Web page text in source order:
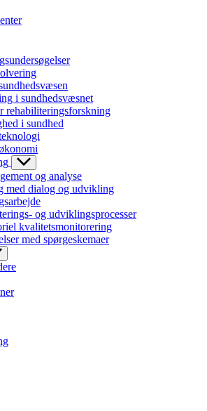
i sundhedsvæsnet
rehabiliteringsforskning
i sundhed
og analyse
med dialog og udvikling
og udviklingsprocesser
kvalitetsmonitorering
med spørgeskemaer